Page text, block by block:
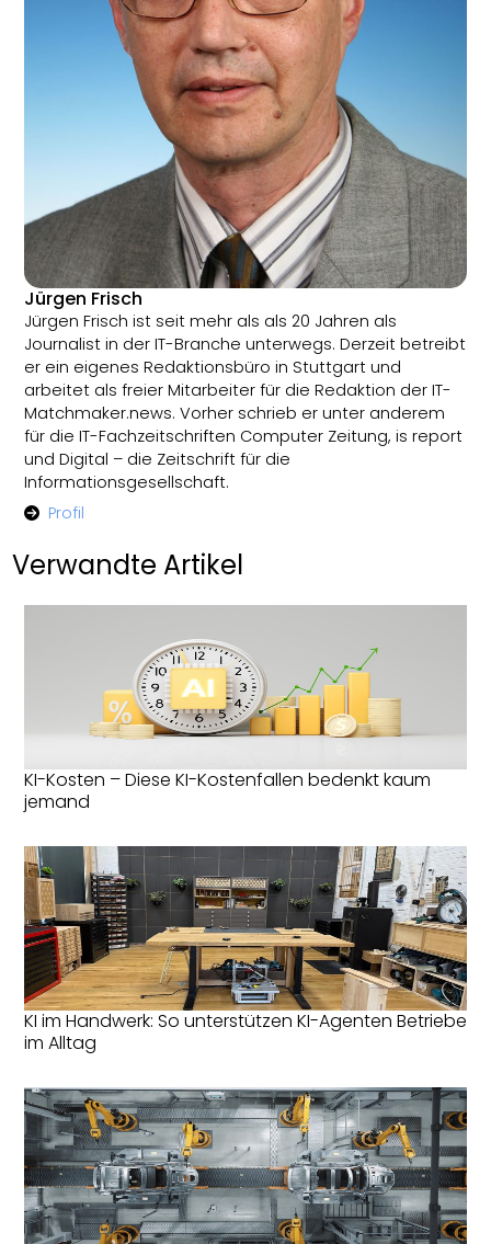
Jürgen Frisch
Jürgen Frisch ist seit mehr als als 20 Jahren als
Journalist in der IT-Branche unterwegs. Derzeit betreibt
er ein eigenes Redaktionsbüro in Stuttgart und
arbeitet als freier Mitarbeiter für die Redaktion der IT-
Matchmaker.news. Vorher schrieb er unter anderem
für die IT-Fachzeitschriften Computer Zeitung, is report
und Digital – die Zeitschrift für die
Informationsgesellschaft.
Profil
Verwandte Artikel
KI-Kosten – Diese KI-Kostenfallen bedenkt kaum
jemand
KI im Handwerk: So unterstützen KI-Agenten Betriebe
im Alltag